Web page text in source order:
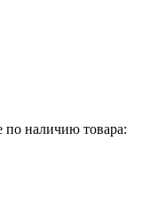
по наличию товара: